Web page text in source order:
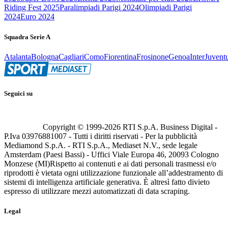
Riding Fest 2025Paralimpiadi Parigi 2024Olimpiadi Parigi
2024Euro 2024
Squadra Serie A
AtalantaBolognaCagliariComoFiorentinaFrosinoneGenoaInter
Seguici su
Copyright © 1999-2026 RTI S.p.A. Business Digital -
P.Iva 03976881007 - Tutti i diritti riservati - Per la pubblicità
Mediamond S.p.A. - RTI S.p.A., Mediaset N.V., sede legale
Amsterdam (Paesi Bassi) - Uffici Viale Europa 46, 20093 Cologno
Monzese (MI)Rispetto ai contenuti e ai dati personali trasmessi e/o
riprodotti è vietata ogni utilizzazione funzionale all’addestramento di
sistemi di intelligenza artificiale generativa. È altresì fatto divieto
espresso di utilizzare mezzi automatizzati di data scraping.
Legal